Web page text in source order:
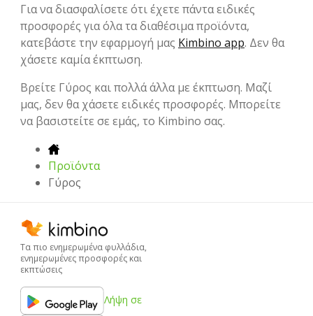
Για να διασφαλίσετε ότι έχετε πάντα ειδικές
προσφορές για όλα τα διαθέσιμα προϊόντα,
κατεβάστε την εφαρμογή μας Kimbino app. Δεν θα
χάσετε καμία έκπτωση.
Βρείτε Γύρος και πολλά άλλα με έκπτωση. Μαζί
μας, δεν θα χάσετε ειδικές προσφορές. Μπορείτε
να βασιστείτε σε εμάς, το Kimbino σας.
Προϊόντα
Γύρος
Τα πιο ενημερωμένα φυλλάδια,
ενημερωμένες προσφορές και
εκπτώσεις
Λήψη σε